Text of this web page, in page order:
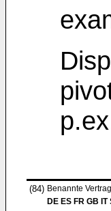
(84) Benannte
DE ES FR GB IT